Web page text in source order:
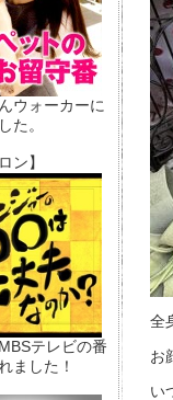
ウォーカーに
た。
ン】
テレビの番
ました！
全
お
い